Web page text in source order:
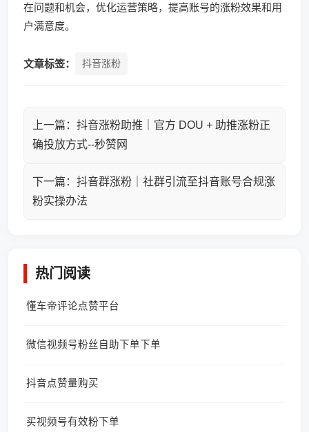
在问题和机会，优化运营策略，提高账号的涨粉效果和用
户满意度。
文章标签： 抖音涨粉
上一篇：抖音涨粉助推｜官方 DOU + 助推涨粉正
确投放方式--秒赞网
下一篇：抖音群涨粉｜社群引流至抖音账号合规涨
粉实操办法
热门阅读
懂车帝评论点赞平台
微信视频号粉丝自助下单下单
抖音点赞量购买
买视频号有效粉下单